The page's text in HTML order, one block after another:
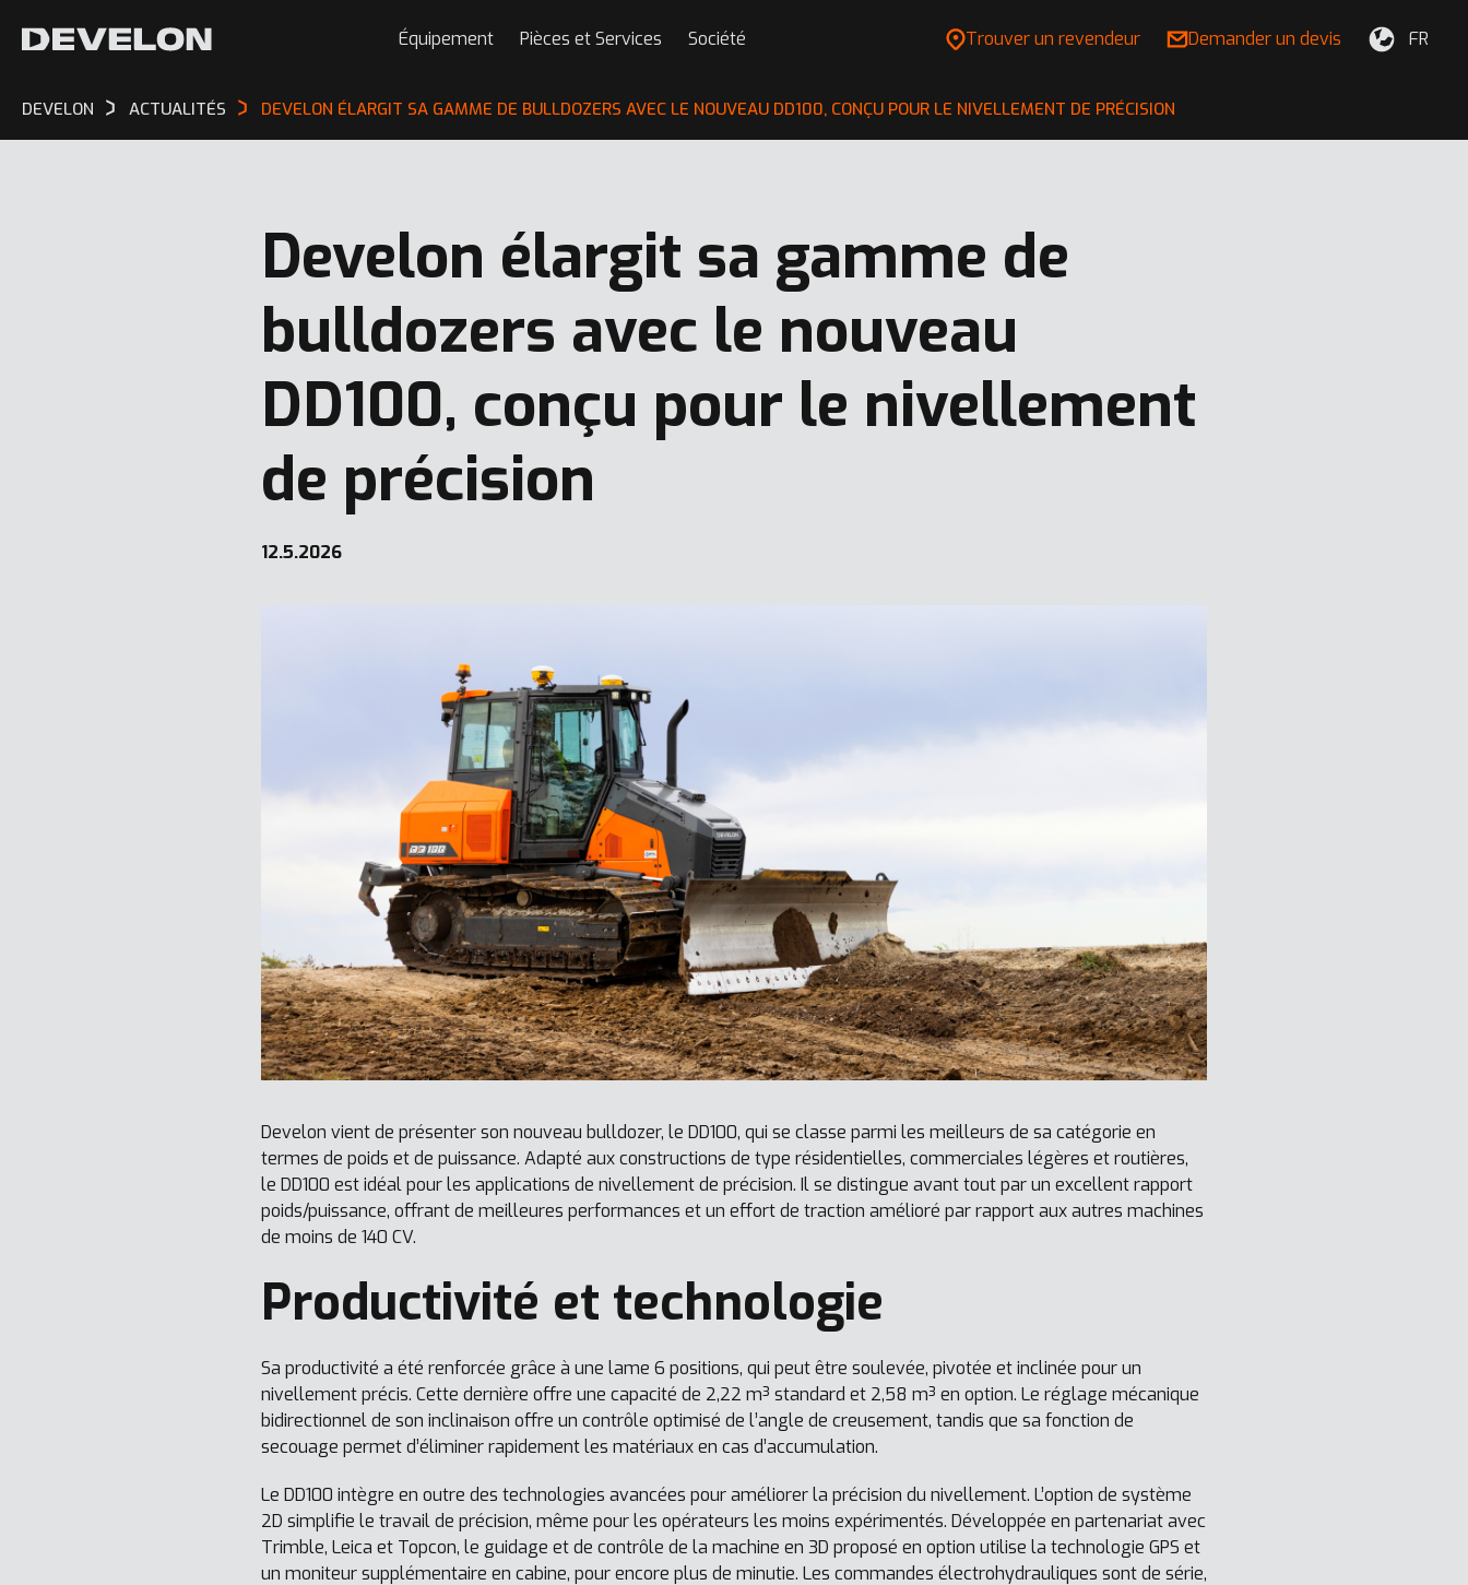
Équipement Pièces et Services Société Trouver un revendeur Demander un devis FR
DEVELON ACTUALITÉS DEVELON ÉLARGIT SA GAMME DE BULLDOZERS AVEC LE NOUVEAU DD100, CONÇU POUR LE NIVELLEMENT DE PRÉCISION
Develon élargit sa gamme de
bulldozers avec le nouveau
DD100, conçu pour le nivellement
de précision
12.5.2026
Develon vient de présenter son nouveau bulldozer, le DD100, qui se classe parmi les meilleurs de sa catégorie en
termes de poids et de puissance. Adapté aux constructions de type résidentielles, commerciales légères et routières,
le DD100 est idéal pour les applications de nivellement de précision. Il se distingue avant tout par un excellent rapport
poids/puissance, offrant de meilleures performances et un effort de traction amélioré par rapport aux autres machines
de moins de 140 CV.
Productivité et technologie
Sa productivité a été renforcée grâce à une lame 6 positions, qui peut être soulevée, pivotée et inclinée pour un
nivellement précis. Cette dernière offre une capacité de 2,22 m³ standard et 2,58 m³ en option. Le réglage mécanique
bidirectionnel de son inclinaison offre un contrôle optimisé de l’angle de creusement, tandis que sa fonction de
secouage permet d’éliminer rapidement les matériaux en cas d’accumulation.
Le DD100 intègre en outre des technologies avancées pour améliorer la précision du nivellement. L’option de système
2D simplifie le travail de précision, même pour les opérateurs les moins expérimentés. Développée en partenariat avec
Trimble, Leica et Topcon, le guidage et de contrôle de la machine en 3D proposé en option utilise la technologie GPS et
un moniteur supplémentaire en cabine, pour encore plus de minutie. Les commandes électrohydrauliques sont de série,